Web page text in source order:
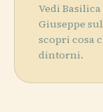
Vedi Basilica
Giuseppe
scopri cosa
dintorni.